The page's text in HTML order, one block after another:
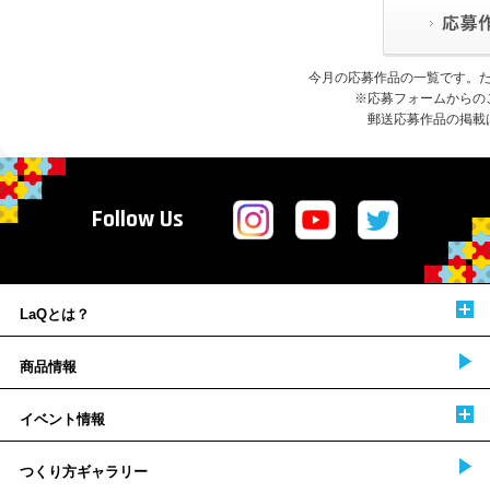
今月の応募作品の一覧です。
※応募フォームからの
郵送応募作品の掲
Follow Us
LaQとは？
商品情報
イベント情報
つくり方ギャラリー